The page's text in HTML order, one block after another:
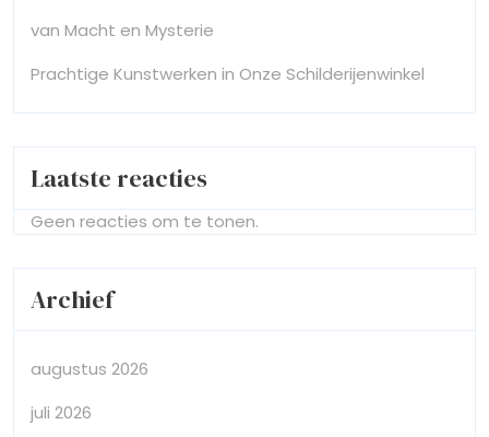
van Macht en Mysterie
Prachtige Kunstwerken in Onze Schilderijenwinkel
Laatste reacties
Geen reacties om te tonen.
Archief
augustus 2026
juli 2026